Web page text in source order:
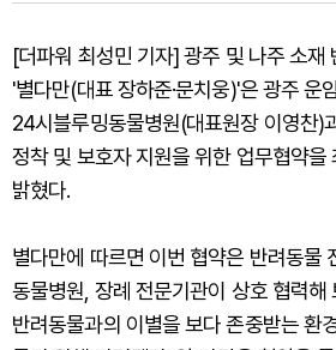
[더파워 최성민 기자] 광주 및 나주 소재
'별다만(대표 장하준·문치웅)'은 광주 운
24시블루밍동물병원(대표원장 이영찬)
정착 및 보호자 지원을 위한 업무협약을
밝혔다.
별다만에 따르면 이번 협약은 반려동물
동물병원, 장례 전문기관이 상호 협력해
반려동물과의 이별을 보다 존중받는 환